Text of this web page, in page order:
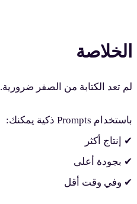
الخلاصة
لم تعد الكتابة من الصفر ضرورية.
باستخدام Prompts ذكية يمكنك:
✔ إنتاج أكثر
✔ بجودة أعلى
✔ وفي وقت أقل